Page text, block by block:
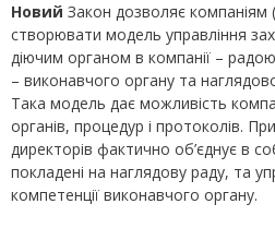
Новий Закон дозволяє
створювати модель управління
діючим органом в компанії –
– виконавчого органу та
Така модель дає можливість
органів, процедур і протоколів.
директорів фактично об’єднує в
покладені на наглядову раду, та
компетенції виконавчого органу.